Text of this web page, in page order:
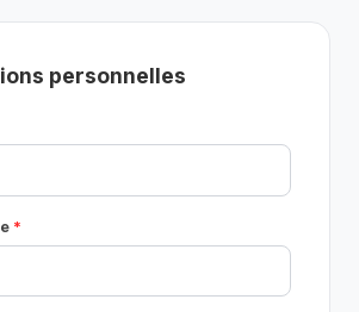
personnelles